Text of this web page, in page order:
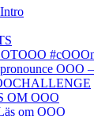
OOO
OM OOO
om OOO